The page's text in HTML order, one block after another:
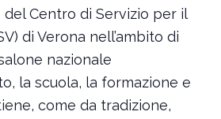
Centro di Servizio per il
di Verona nell’ambito di
nazionale
la scuola, la formazione e
come da tradizione,